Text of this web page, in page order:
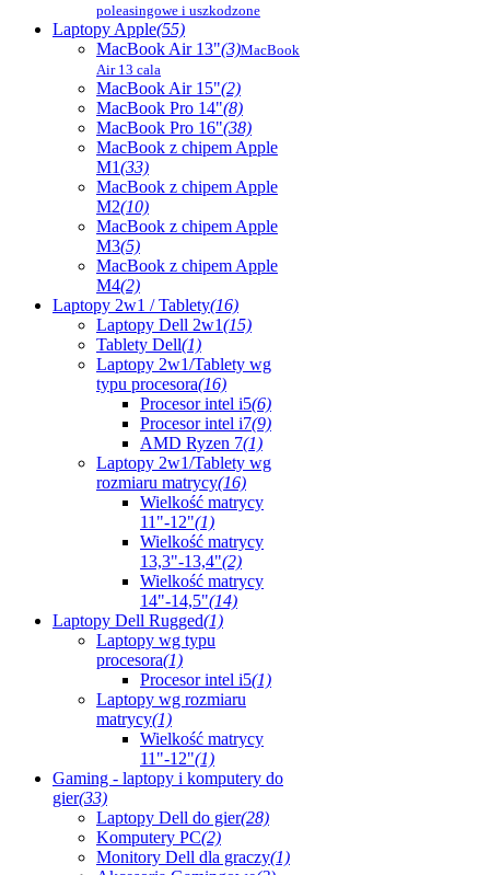
poleasingowe i uszkodzone
Laptopy Apple(55)
MacBook Air 13"(3)MacBook
Air 13 cala
MacBook Air 15"(2)
MacBook Pro 14"(8)
MacBook Pro 16"(38)
MacBook z chipem Apple
M1(33)
MacBook z chipem Apple
M2(10)
MacBook z chipem Apple
M3(5)
MacBook z chipem Apple
M4(2)
Laptopy 2w1 / Tablety(16)
Laptopy Dell 2w1(15)
Tablety Dell(1)
Laptopy 2w1/Tablety wg
typu procesora(16)
Procesor intel i5(6)
Procesor intel i7(9)
AMD Ryzen 7(1)
Laptopy 2w1/Tablety wg
rozmiaru matrycy(16)
Wielkość matrycy
11"-12"(1)
Wielkość matrycy
13,3"-13,4"(2)
Wielkość matrycy
14"-14,5"(14)
Laptopy Dell Rugged(1)
Laptopy wg typu
procesora(1)
Procesor intel i5(1)
Laptopy wg rozmiaru
matrycy(1)
Wielkość matrycy
11"-12"(1)
Gaming - laptopy i komputery do
gier(33)
Laptopy Dell do gier(28)
Komputery PC(2)
Monitory Dell dla graczy(1)